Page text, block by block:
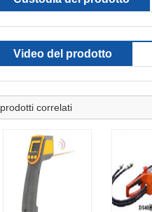
Video del prodotto
prodotti correlati